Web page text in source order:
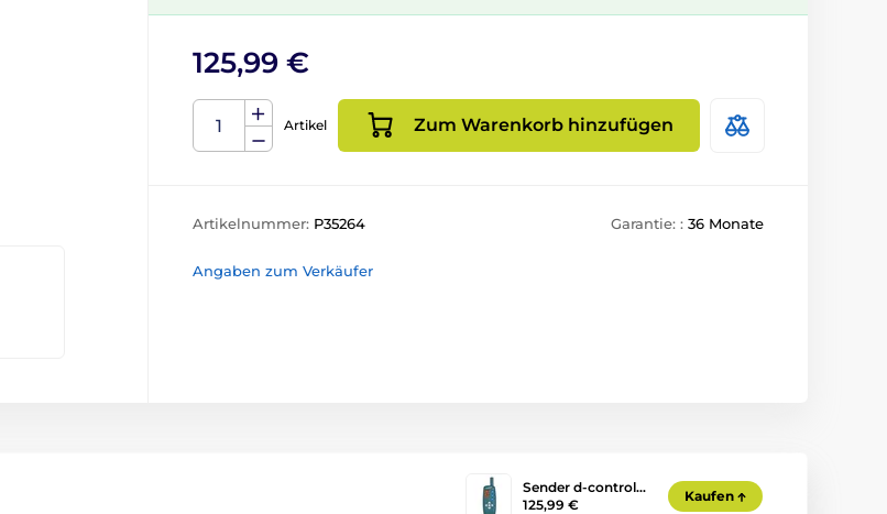
125,99 €
Artikel Zum Warenkorb hinzufügen
Artikelnummer: P35264 Garantie: : 36 Monate
Angaben zum Verkäufer
Sender d-control…
125,99 €
Kaufen